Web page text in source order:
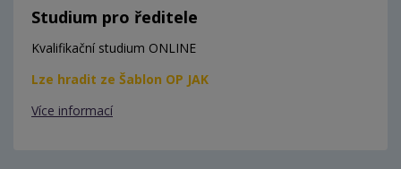
Studium pro ředitele
Kvalifikační studium ONLINE
Lze hradit ze Šablon OP JAK
Více informací